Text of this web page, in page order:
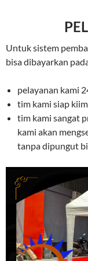
Untuk sistem
bisa dibayarkan
pelayanan kami
tim kami siap
tim kami sangat
kami akan
tanpa dipungut